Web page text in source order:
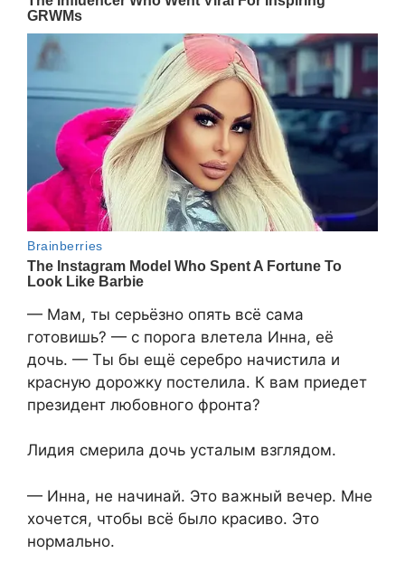
— Мам, ты серьёзно опять всё сама
готовишь? — с порога влетела Инна, её
дочь. — Ты бы ещё серебро начистила и
красную дорожку постелила. К вам приедет
президент любовного фронта?
Лидия смерила дочь усталым взглядом.
— Инна, не начинай. Это важный вечер. Мне
хочется, чтобы всё было красиво. Это
нормально.